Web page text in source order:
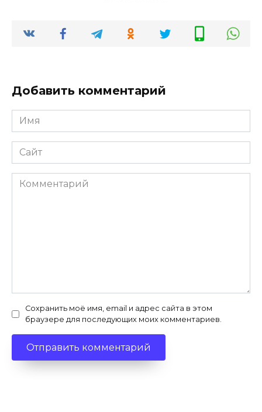
Добавить комментарий
Имя
*
Сайт
Комментарий
Сохранить моё имя, email и адрес сайта в этом
браузере для последующих моих комментариев.